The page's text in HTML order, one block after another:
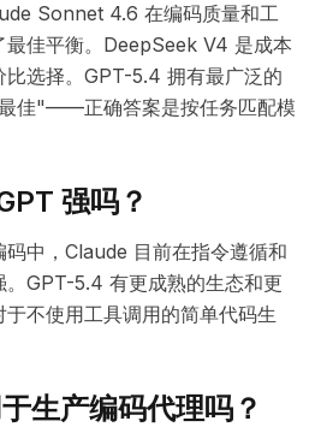
Sonnet 4.6 在编码质量和工
最佳平衡。DeepSeek V4 是成本
选择。GPT-5.4 拥有最广泛的
佳"——正确答案是按任务匹配模
强吗？
中，Claude 目前在指令遵循和
GPT-5.4 有更成熟的生态和更
不使用工具调用的简单代码生
生产编码代理吗？